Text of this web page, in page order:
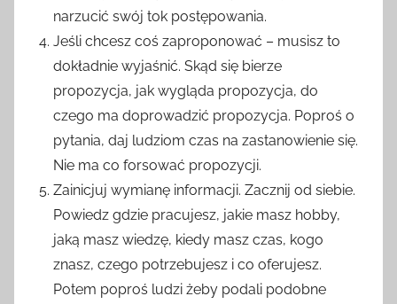
narzucić swój tok postępowania.
Jeśli chcesz coś zaproponować – musisz to
dokładnie wyjaśnić. Skąd się bierze
propozycja, jak wygląda propozycja, do
czego ma doprowadzić propozycja. Poproś o
pytania, daj ludziom czas na zastanowienie się.
Nie ma co forsować propozycji.
Zainicjuj wymianę informacji. Zacznij od siebie.
Powiedz gdzie pracujesz, jakie masz hobby,
jaką masz wiedzę, kiedy masz czas, kogo
znasz, czego potrzebujesz i co oferujesz.
Potem poproś ludzi żeby podali podobne